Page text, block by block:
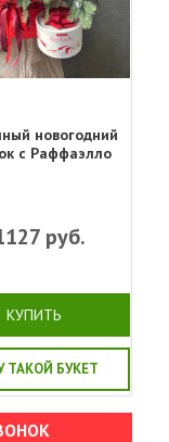
новогодний
с Раффаэлло
руб.
КУПИТЬ
ТАКОЙ БУКЕТ